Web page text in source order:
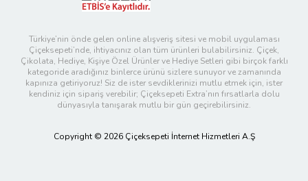
Türkiye’nin önde gelen online alışveriş sitesi ve mobil uygulaması
Çiçeksepeti’nde, ihtiyacınız olan tüm ürünleri bulabilirsiniz. Çiçek,
Çikolata, Hediye, Kişiye Özel Ürünler ve Hediye Setleri gibi birçok farklı
kategoride aradığınız binlerce ürünü sizlere sunuyor ve zamanında
kapınıza getiriyoruz! Siz de ister sevdiklerinizi mutlu etmek için, ister
kendiniz için sipariş verebilir; Çiçeksepeti Extra’nın fırsatlarla dolu
dünyasıyla tanışarak mutlu bir gün geçirebilirsiniz.
Copyright © 2026 Çiçeksepeti İnternet Hizmetleri A.Ş